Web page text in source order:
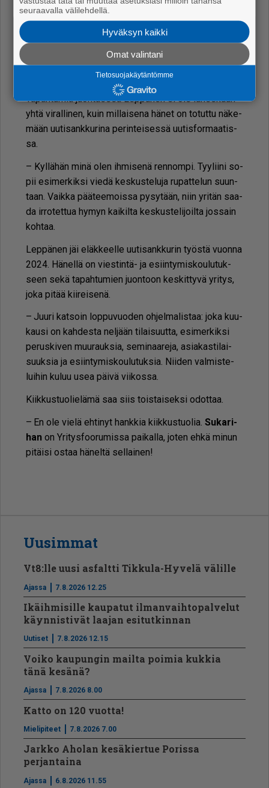
– En toi­vo mo­no­lo­gien sar­jaa, vaan re­a­goi­vaa ja vir­
ke­ää kes­kus­te­lua. En­nen kaik­kea toi­von ren­toa otet­
ta, joka so­pii ke­sä­lo­ma­kuu­kau­teen­kin; nyt ei kes­
kus­tel­la ylä­nap­pi tiu­kas­ti kiin­ni ja pai­dan­kau­lus ki­re­
Ta­pah­tu­mia juon­ta­es­sa Lep­pä­nen ei ole lä­hes­kään
yh­tä vi­ral­li­nen, kuin mil­lai­se­na hä­net on to­tut­tu nä­ke­
mään uu­ti­sank­ku­ri­na pe­rin­tei­ses­sä uu­tis­for­maa­tis­
sa.
– Kyl­lä­hän minä olen ih­mi­se­nä ren­nom­pi. Tyy­lii­ni so­
pii esi­mer­kik­si vie­dä kes­kus­te­lu­ja ru­pat­te­lun suun­
taan. Vaik­ka pää­tee­mois­sa py­sy­tään, niin yri­tän saa­
da ir­ro­tet­tua hy­myn kai­kil­ta kes­kus­te­li­joil­ta jos­sain
koh­taa.
Lep­pä­nen jäi eläk­keel­le uu­ti­sank­ku­rin työs­tä vuon­na
2024. Hä­nel­lä on vies­tin­tä- ja esiin­ty­mis­kou­lu­tuk­
seen sekä ta­pah­tu­mien juon­toon kes­kit­ty­vä yri­tys,
joka pi­tää kii­rei­se­nä.
– Juu­ri kat­soin lop­pu­vuo­den oh­jel­ma­lis­taa: joka kuu­
kau­si on kah­des­ta nel­jään ti­lai­suut­ta, esi­mer­kik­si
pe­rus­ki­ven muu­rauk­sia, se­mi­naa­re­ja, asi­a­kas­ti­lai­
suuk­sia ja esiin­ty­mis­kou­lu­tuk­sia. Nii­den val­mis­te­
lui­hin ku­luu usea päi­vä vii­kos­sa.
Kiik­kus­tuo­lie­lä­mä saa siis tois­tai­sek­si odot­taa.
– En ole vie­lä eh­ti­nyt hank­kia kiik­kus­tuo­lia. Su­ka­ri­
hanon Yri­tys­foo­ru­mis­sa pai­kal­la, jo­ten eh­kä mi­nun
pi­täi­si os­taa hä­nel­tä sel­lai­nen!
Uusimmat
Vt8:lle uusi asfaltti Tikkula-Hyvelä välille
Ajassa 7.8.2026 12.25
Ikäihmisille kaupatut ilmanvaihtopalvelut
käynnistivät laajan esitutkinnan
Uutiset 7.8.2026 12.15
Voiko kaupungin mailta poimia kukkia
tänä kesänä?
Ajassa 7.8.2026 8.00
Katto on 120 vuotta!
Mielipiteet 7.8.2026 7.00
Jarkko Aholan kesäkiertue Porissa
perjantaina
Ajassa 6.8.2026 11.55
seuraavalla välilehdellä.
Hyväksyn kaikki
Omat valintani
Tietosuojakäytäntömme